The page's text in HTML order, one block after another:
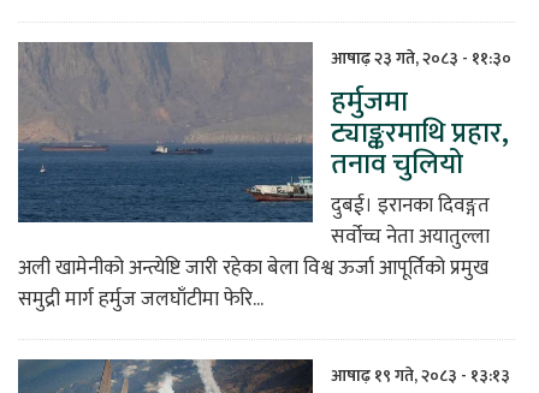
आषाढ़ २३ गते, २०८३ - ११:३०
हर्मुजमा
ट्याङ्करमाथि प्रहार,
तनाव चुलियो
दुबई। इरानका दिवङ्गत
सर्वोच्च नेता अयातुल्ला
अली खामेनीको अन्त्येष्टि जारी रहेका बेला विश्व ऊर्जा आपूर्तिको प्रमुख
समुद्री मार्ग हर्मुज जलघाँटीमा फेरि...
आषाढ़ १९ गते, २०८३ - १३:१३